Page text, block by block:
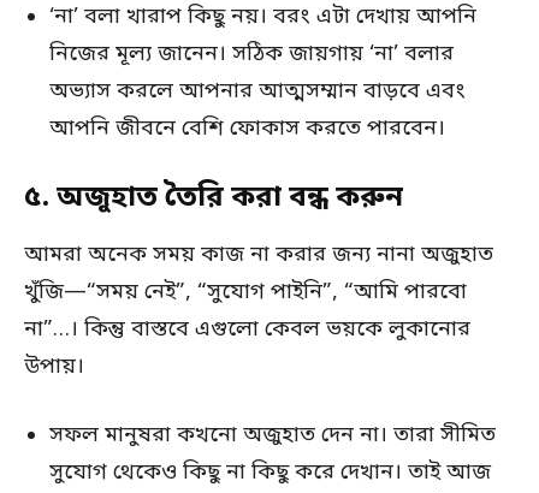
‘না’ বলা খারাপ কিছু নয়। বরং এটা দেখায় আপনি
নিজের মূল্য জানেন। সঠিক জায়গায় ‘না’ বলার
অভ্যাস করলে আপনার আত্মসম্মান বাড়বে এবং
আপনি জীবনে বেশি ফোকাস করতে পারবেন।
৫. অজুহাত তৈরি করা বন্ধ করুন
আমরা অনেক সময় কাজ না করার জন্য নানা অজুহাত
খুঁজি—“সময় নেই”, “সুযোগ পাইনি”, “আমি পারবো
না”…। কিন্তু বাস্তবে এগুলো কেবল ভয়কে লুকানোর
উপায়।
সফল মানুষরা কখনো অজুহাত দেন না। তারা সীমিত
সুযোগ থেকেও কিছু না কিছু করে দেখান। তাই আজ